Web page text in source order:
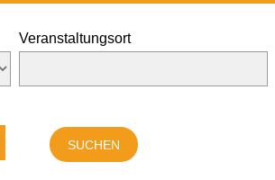
Veranstaltungsort